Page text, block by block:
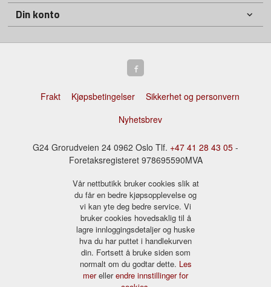
Din konto
Frakt Kjøpsbetingelser
Sikkerhet og personvern
Nyhetsbrev
G24 Grorudveien 24 0962 Oslo Tlf. +47 41 28 43 05 -
Foretaksregisteret 978695590MVA
Vår nettbutikk bruker cookies slik at
du får en bedre kjøpsopplevelse og
vi kan yte deg bedre service. Vi
bruker cookies hovedsaklig til å
lagre innloggingsdetaljer og huske
hva du har puttet i handlekurven
din. Fortsett å bruke siden som
normalt om du godtar dette. Les
merellerendre innstillinger for